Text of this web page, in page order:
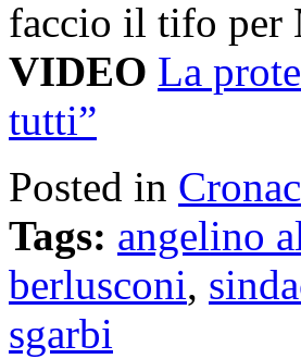
faccio il tifo per
VIDEO La
tutti”
Posted in
Tags: angelino
berlusconi,
sgarbi